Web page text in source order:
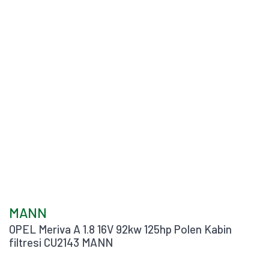
MANN
OPEL Meriva A 1.8 16V 92kw 125hp Polen Kabin
filtresi CU2143 MANN